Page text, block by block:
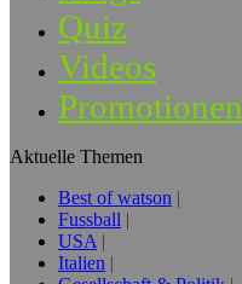
Quiz
Videos
Promotionen
Aktuelle Themen
Best of watson
Fussball
USA
Italien